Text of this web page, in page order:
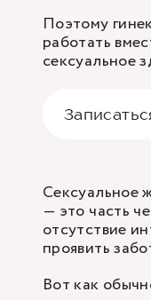
Поэтому
работать
сексуальное
Сексуальное
— это часть
отсутствие
проявить
Вот как